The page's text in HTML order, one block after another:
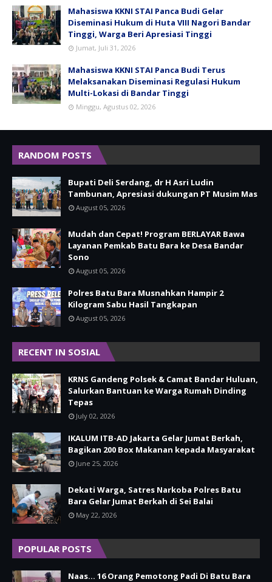
Mahasiswa KKNI STAI Panca Budi Gelar
Diseminasi Hukum di Huta VIII Nagori Bandar
Tinggi, Warga Beri Apresiasi Tinggi
Jumat, Juli 31, 2026
Mahasiswa KKNI STAI Panca Budi Terus
Melaksanakan Diseminasi Regulasi Hukum
Multi-Lokasi di Bandar Tinggi
Minggu, Agustus 02, 2026
RANDOM POSTS
Bupati Deli Serdang, dr H Asri Ludin
Tambunan, Apresiasi dukungan PT Musim Mas
August 05, 2026
Mudah dan Cepat! Program BERLAYAR Bawa
Layanan Pemkab Batu Bara ke Desa Bandar
Sono
August 05, 2026
Polres Batu Bara Musnahkan Hampir 2
Kilogram Sabu Hasil Tangkapan
August 05, 2026
RECENT IN SOSIAL
KRNS Gandeng Polsek & Camat Bandar Huluan,
Salurkan Bantuan ke Warga Rumah Dinding
Tepas
July 02, 2026
IKALUM ITB-AD Jakarta Gelar Jumat Berkah,
Bagikan 200 Box Makanan kepada Masyarakat
June 25, 2026
Dekati Warga, Satres Narkoba Polres Batu
Bara Gelar Jumat Berkah di Sei Balai
May 22, 2026
POPULAR POSTS
Naas... 16 Orang Pemotong Padi Di Batu Bara